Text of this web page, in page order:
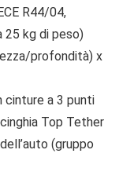
R44/04,
25 kg di peso)
profondità) x
cinture a 3 punti
Top Tether
(gruppo